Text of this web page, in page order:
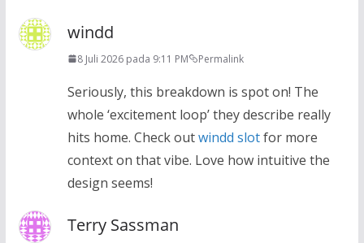
windd
8 Juli 2026 pada 9:11 PM Permalink
Seriously, this breakdown is spot on! The
whole ‘excitement loop’ they describe really
hits home. Check outwindd slotfor more
context on that vibe. Love how intuitive the
design seems!
Terry Sassman